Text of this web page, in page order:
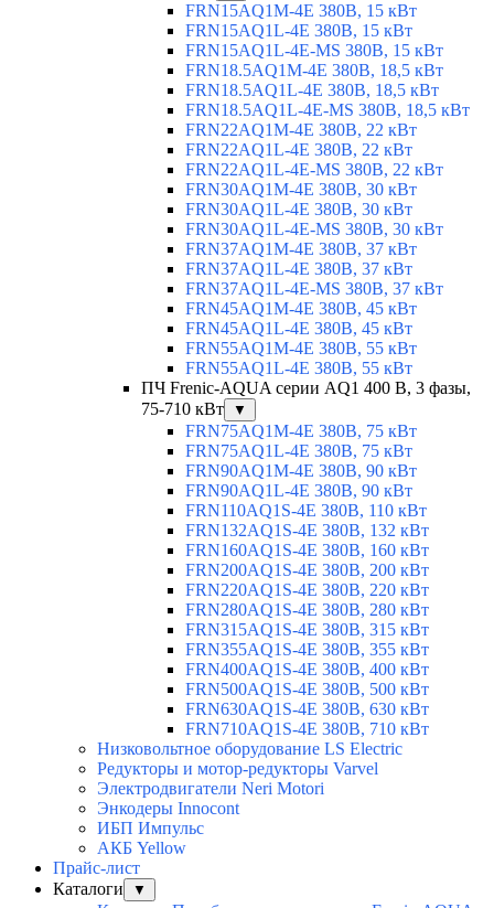
FRN15AQ1M-4E 380В, 15 кВт
FRN15AQ1L-4E 380В, 15 кВт
FRN15AQ1L-4E-MS 380В, 15 кВт
FRN18.5AQ1M-4E 380В, 18,5 кВт
FRN18.5AQ1L-4E 380В, 18,5 кВт
FRN18.5AQ1L-4E-MS 380В, 18,5 кВт
FRN22AQ1M-4E 380В, 22 кВт
FRN22AQ1L-4E 380В, 22 кВт
FRN22AQ1L-4E-MS 380В, 22 кВт
FRN30AQ1M-4E 380В, 30 кВт
FRN30AQ1L-4E 380В, 30 кВт
FRN30AQ1L-4E-MS 380В, 30 кВт
FRN37AQ1M-4E 380В, 37 кВт
FRN37AQ1L-4E 380В, 37 кВт
FRN37AQ1L-4E-MS 380В, 37 кВт
FRN45AQ1M-4E 380В, 45 кВт
FRN45AQ1L-4E 380В, 45 кВт
FRN55AQ1M-4E 380В, 55 кВт
FRN55AQ1L-4E 380В, 55 кВт
ПЧ Frenic-AQUA серии AQ1 400 В, 3 фазы,
75-710 кВт
▼
FRN75AQ1M-4E 380В, 75 кВт
FRN75AQ1L-4E 380В, 75 кВт
FRN90AQ1M-4E 380В, 90 кВт
FRN90AQ1L-4E 380В, 90 кВт
FRN110AQ1S-4E 380В, 110 кВт
FRN132AQ1S-4E 380В, 132 кВт
FRN160AQ1S-4E 380В, 160 кВт
FRN200AQ1S-4E 380В, 200 кВт
FRN220AQ1S-4E 380В, 220 кВт
FRN280AQ1S-4E 380В, 280 кВт
FRN315AQ1S-4E 380В, 315 кВт
FRN355AQ1S-4E 380В, 355 кВт
FRN400AQ1S-4E 380В, 400 кВт
FRN500AQ1S-4E 380В, 500 кВт
FRN630AQ1S-4E 380В, 630 кВт
FRN710AQ1S-4E 380В, 710 кВт
Низковольтное оборудование LS Electric
Редукторы и мотор-редукторы Varvel
Электродвигатели Neri Motori
Энкодеры Innocont
ИБП Импульс
АКБ Yellow
Прайс-лист
Каталоги
▼